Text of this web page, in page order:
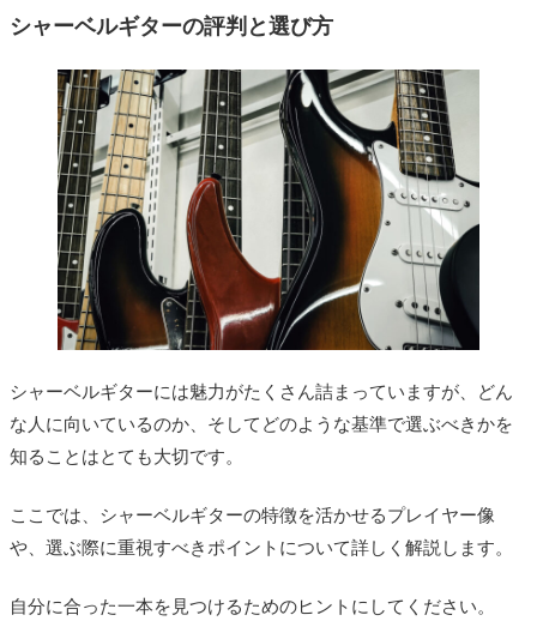
シャーベルギターの評判と選び方
シャーベルギターには魅力がたくさん詰まっていますが、どん
な人に向いているのか、そしてどのような基準で選ぶべきかを
知ることはとても大切です。
ここでは、シャーベルギターの特徴を活かせるプレイヤー像
や、選ぶ際に重視すべきポイントについて詳しく解説します。
自分に合った一本を見つけるためのヒントにしてください。